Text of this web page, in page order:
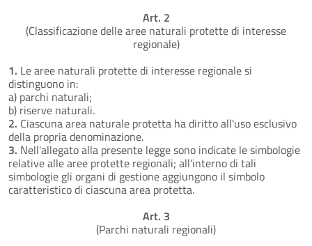
Art. 2
(Classificazione delle aree naturali protette di interesse
regionale)
1. Le aree naturali protette di interesse regionale si
distinguono in:
a) parchi naturali;
b) riserve naturali.
2. Ciascuna area naturale protetta ha diritto all'uso esclusivo
della propria denominazione.
3. Nell'allegato alla presente legge sono indicate le simbologie
relative alle aree protette regionali; all'interno di tali
simbologie gli organi di gestione aggiungono il simbolo
caratteristico di ciascuna area protetta.
Art. 3
(Parchi naturali regionali)